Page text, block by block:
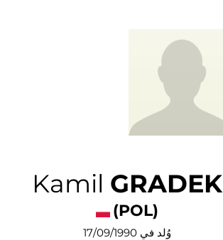
Kamil GRADEK
(POL)
وُلد في 17/09/1990